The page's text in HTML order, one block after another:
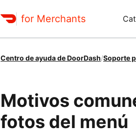
for Merchants
Centro de ayuda de DoorDash/Soporte
Motivos
fotos del menú